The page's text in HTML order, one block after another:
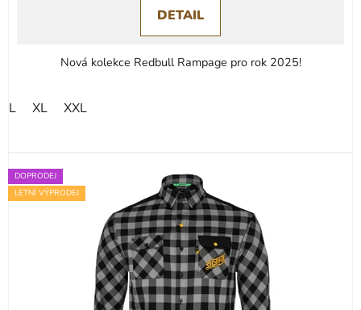
DETAIL
Nová kolekce Redbull Rampage pro rok 2025!
L XL XXL
DOPRODEJ
LETNÍ VÝPRODEJ